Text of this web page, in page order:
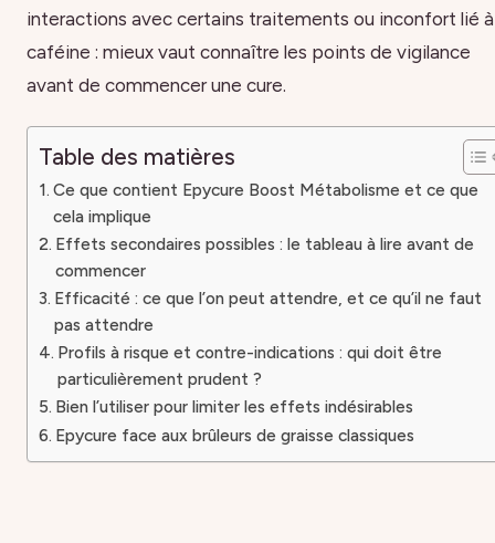
interactions avec certains traitements ou inconfort lié
caféine : mieux vaut connaître les points de vigilance
avant de commencer une cure.
Table des matières
Ce que contient Epycure Boost Métabolisme et ce que
cela implique
Effets secondaires possibles : le tableau à lire avant de
commencer
Efficacité : ce que l’on peut attendre, et ce qu’il ne faut
pas attendre
Profils à risque et contre-indications : qui doit être
particulièrement prudent ?
Bien l’utiliser pour limiter les effets indésirables
Epycure face aux brûleurs de graisse classiques